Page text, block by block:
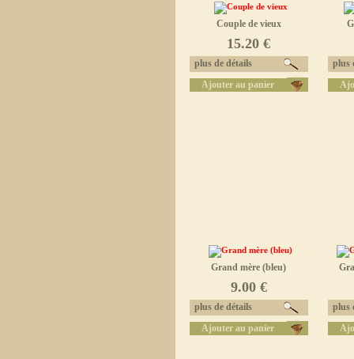
Couple de vieux
15.20 €
plus de détails
Ajouter au panier
plus
Grand mère (bleu)
9.00 €
plus de détails
Ajouter au panier
plus